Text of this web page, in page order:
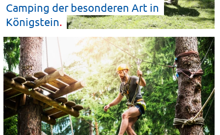
Camping der besonderen Art in
Königstein